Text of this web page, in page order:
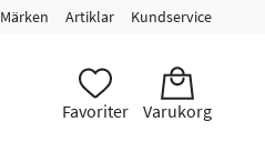
Märken Artiklar Kundservice
Favoriter Varukorg